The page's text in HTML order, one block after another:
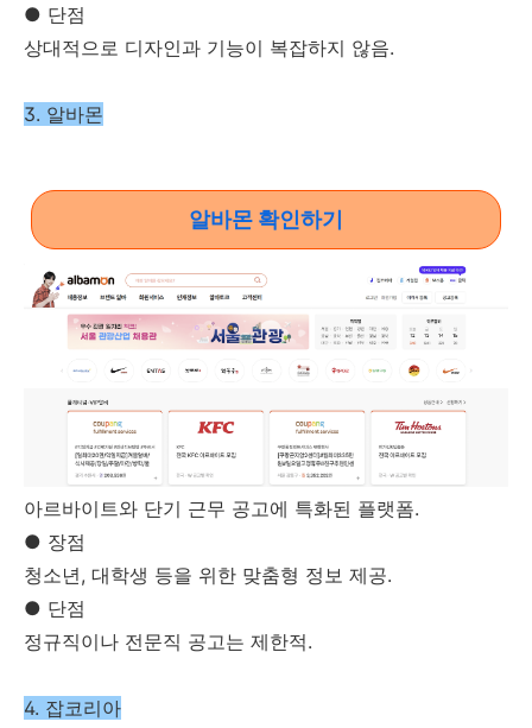
● 단점
상대적으로 디자인과 기능이 복잡하지 않음.
3. 알바몬
알바몬 확인하기
아르바이트와 단기 근무 공고에 특화된 플랫폼.
● 장점
청소년, 대학생 등을 위한 맞춤형 정보 제공.
● 단점
정규직이나 전문직 공고는 제한적.
4. 잡코리아